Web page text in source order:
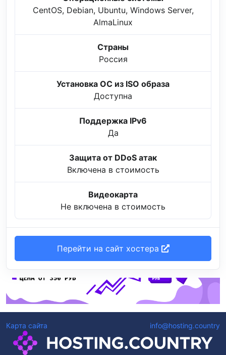
CentOS, Debian, Ubuntu, Windows Server,
AlmaLinux
Страны
Россия
Установка ОС из ISO образа
Доступна
Поддержка IPv6
Да
Защита от DDoS атак
Включена в стоимость
Видеокарта
Не включена в стоимость
Перейти на сайт хостера
Карта сайта info@hosting.country